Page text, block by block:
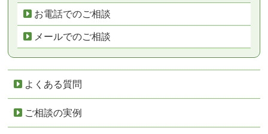
一般社団法人ボイス
代表電話：03-6426-5444／FAX：03-6426-5444
お電話でのご相談
メールでのご相談
よくある質問
ご相談の実例